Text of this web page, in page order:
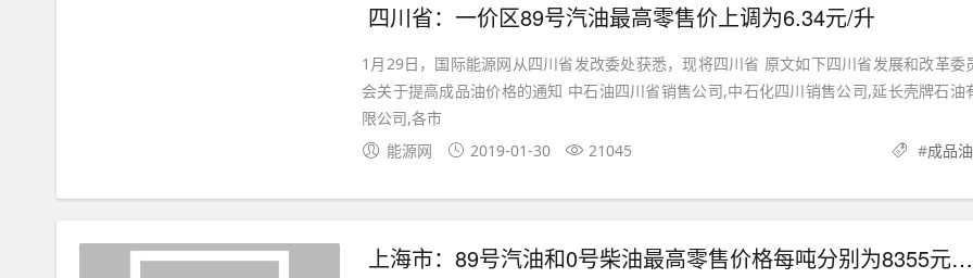
四川省：一价区89号汽油最高零售价上调为6.34元/升
1月29日，国际能源网从四川省发改委处获悉，现将四川省 原文如下四川省发展和改革委员
会关于提高成品油价格的通知 中石油四川省销售公司,中石化四川销售公司,延长壳牌石油有
限公司,各市
能源网
2019-01-30 21045 #成品油
上海市：89号汽油和0号柴油最高零售价格每吨分别为8355元和7340元